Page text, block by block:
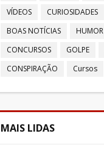
VÍDEOS
CURIOSIDADES
BOAS NOTÍCIAS
HUMOR
CONCURSOS
GOLPE
CONSPIRAÇÃO
Cursos
MAIS LIDAS